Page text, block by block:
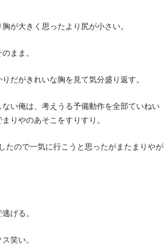
が大きく思ったより尻が小さい。
まま。
だがきれいな胸を見て気分盛り返す。
ない俺は、考えうる予備動作を全部ていねい
りやのあそこをすりすり。
たので一気に行こうと思ったがまたまりやが
げる。
笑い。